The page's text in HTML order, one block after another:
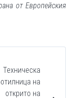
от Европейския
Техническа
на
открито на